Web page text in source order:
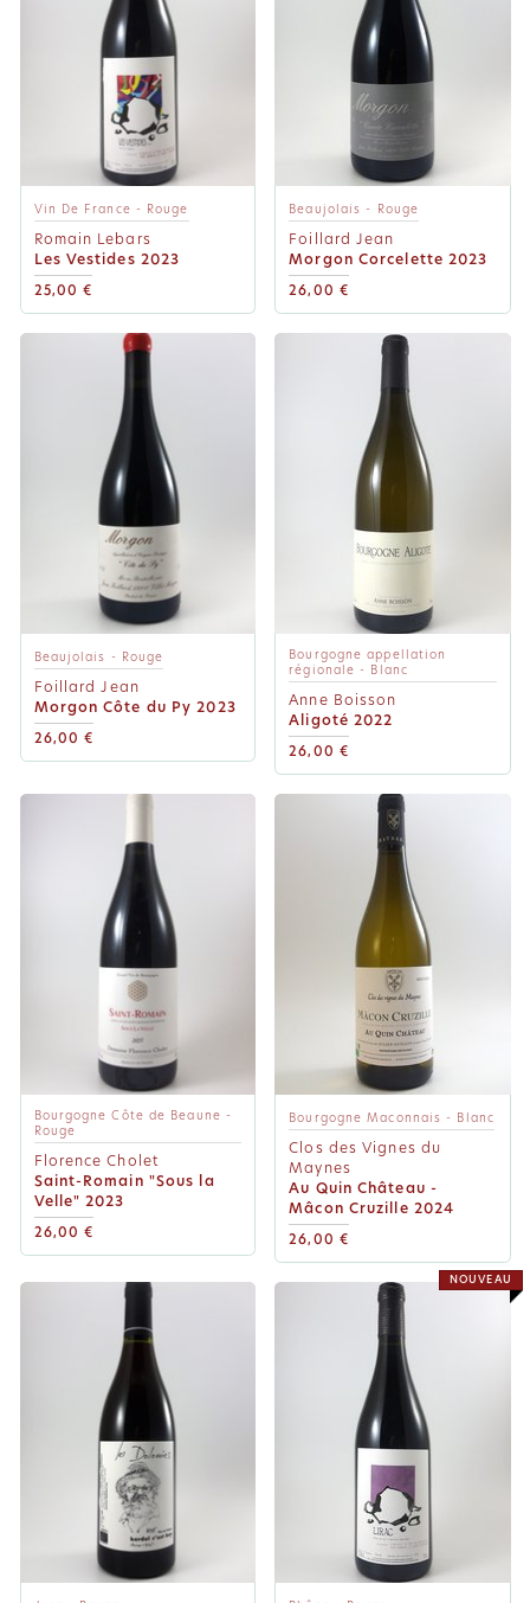
Vin De France - Rouge
Romain Lebars
Les Vestides 2023
25,00 €
Beaujolais - Rouge
Foillard Jean
Morgon Corcelette 2023
26,00 €
Beaujolais - Rouge
Foillard Jean
Morgon Côte du Py 2023
26,00 €
Bourgogne appellation
régionale - Blanc
Anne Boisson
Aligoté 2022
26,00 €
Bourgogne Côte de Beaune -
Rouge
Florence Cholet
Saint-Romain "Sous la
Velle" 2023
26,00 €
Bourgogne Maconnais - Blanc
Clos des Vignes du
Maynes
Au Quin Château -
Mâcon Cruzille 2024
26,00 €
NOUVEAU